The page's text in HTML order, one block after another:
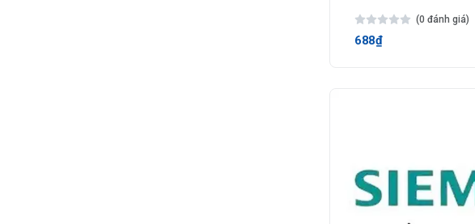
(0 đánh giá)
688₫